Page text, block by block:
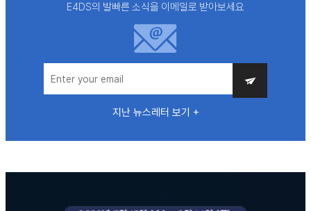
E4DS의 발빠른 소식을 이메일로 받아보세요
지난 뉴스레터 보기 +